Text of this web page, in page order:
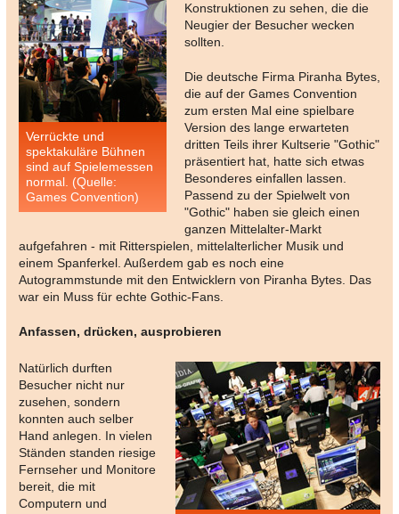
Verrückte und
spektakuläre Bühnen
sind auf Spielemessen
normal. (Quelle:
Games Convention)
Konstruktionen zu sehen, die die
Neugier der Besucher wecken
sollten.
Die deutsche Firma Piranha Bytes,
die auf der Games Convention
zum ersten Mal eine spielbare
Version des lange erwarteten
dritten Teils ihrer Kultserie "Gothic"
präsentiert hat, hatte sich etwas
Besonderes einfallen lassen.
Passend zu der Spielwelt von
"Gothic" haben sie gleich einen
ganzen Mittelalter-Markt
aufgefahren - mit Ritterspielen, mittelalterlicher Musik und
einem Spanferkel. Außerdem gab es noch eine
Autogrammstunde mit den Entwicklern von Piranha Bytes. Das
war ein Muss für echte Gothic-Fans.
Anfassen, drücken, ausprobieren
Natürlich durften
Besucher nicht nur
zusehen, sondern
konnten auch selber
Hand anlegen. In vielen
Ständen standen riesige
Fernseher und Monitore
bereit, die mit
Computern und